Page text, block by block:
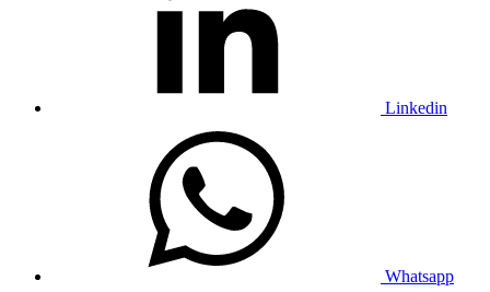
Linkedin
Whatsapp